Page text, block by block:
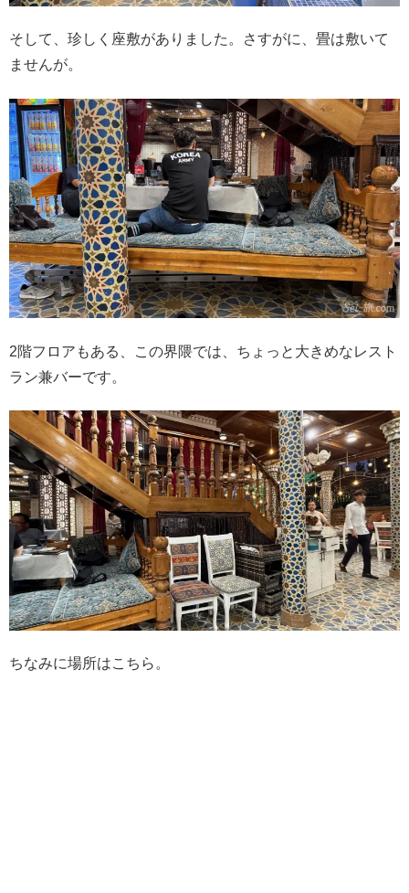
そして、珍しく座敷がありました。さすがに、畳は敷いて
ませんが。
2階フロアもある、この界隈では、ちょっと大きめなレスト
ラン兼バーです。
ちなみに場所はこちら。